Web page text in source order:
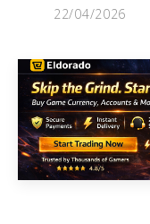
22/04/2026